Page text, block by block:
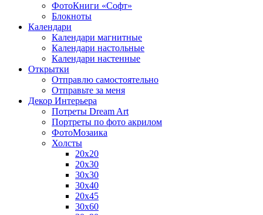
ФотоКниги «Софт»
Блокноты
Календари
Календари магнитные
Календари настольные
Календари настенные
Открытки
Отправлю самостоятельно
Отправьте за меня
Декор Интерьера
Потреты Dream Art
Портреты по фото акрилом
ФотоМозаика
Холсты
20х20
20х30
30х30
30х40
20х45
30х60